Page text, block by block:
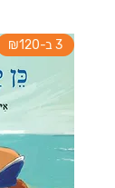
3 ב-₪120